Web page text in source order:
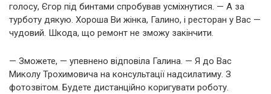
голосу, Єгор під бинтами спробував усміхнутися. — А за
турботу дякую. Хороша Ви жінка, Галино, і ресторан у Вас —
чудовий. Шкода, що ремонт не зможу закінчити.
— Зможете, — упевнено відповіла Галина. — Я до Вас
Миколу Трохимовича на консультації надсилатиму. З
фотозвітом. Будете дистанційно коригувати роботу.